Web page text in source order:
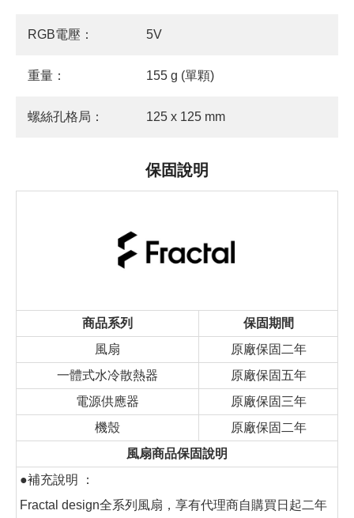
RGB電壓： 5V
重量： 155 g (單顆)
螺絲孔格局： 125 x 125 mm
保固說明
商品系列
保固期間
風扇
原廠保固二年
一體式水冷散熱器
原廠保固五年
電源供應器
原廠保固三年
機殼
原廠保固二年
風扇商品保固說明
●補充說明 ：
Fractal design全系列風扇，享有代理商自購買日起二年